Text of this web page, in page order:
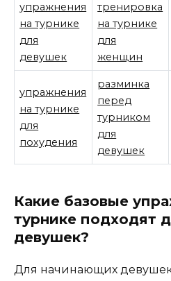
упражнения
на турнике
для
девушек
тренировка
на турнике
для
женщин
упражнения
на турнике
для
похудения
разминка
перед
турником
для
девушек
Какие базовые
турнике подходят
девушек?
Для начинающих